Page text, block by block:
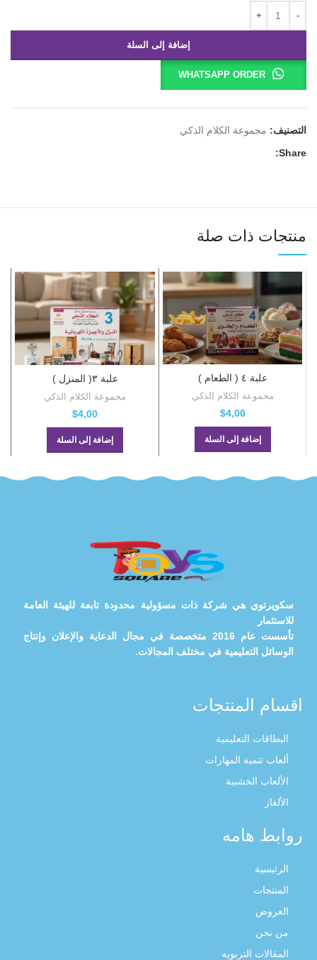
إضافة إلى السلة
WHATSAPP ORDER
التصنيف: مجموعة الكلام الذكي
Share:
منتجات ذات صلة
علبة ٤ ( الطعام )
مجموعة الكلام الذكي
$4,00
إضافة إلى السلة
علبة ٣( المنزل )
مجموعة الكلام الذكي
$4,00
إضافة إلى السلة
سكويرتوي هي شركة ذات مسؤولية محدودة تابعة للهيئة العامة
للاستثمار
تأسست عام 2016 متخصصة في مجال الدعاية والإعلان وإنتاج
الوسائل التعليمية في مختلف المجالات.
اقسام المنتجات
البطاقات التعليمية
ألعاب تنمية المهارات
الألعاب الخشبية
الألغاز
روابط هامه
الرئيسية
المنتجات
العروض
من نحن
المقالات التربويه